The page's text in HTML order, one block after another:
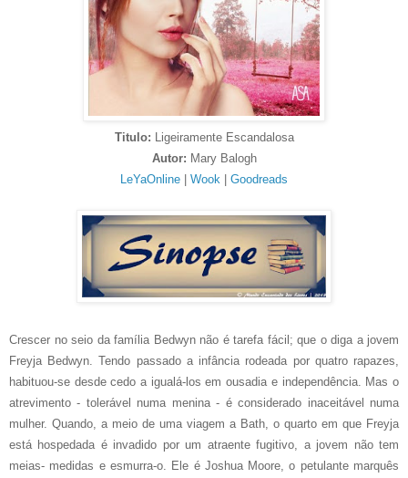
Titulo:
Ligeiramente Escandalosa
Autor: Mary Balogh
LeYaOnline
Wook Goodreads
Crescer no seio da família Bedwyn não é tarefa fácil; que o diga a jovem
Freyja Bedwyn. Tendo passado a infância rodeada por quatro rapazes,
habituou-se desde cedo a igualá-los em ousadia e independência. Mas o
atrevimento - tolerável numa menina - é considerado inaceitável numa
mulher. Quando, a meio de uma viagem a Bath, o quarto em que Freyja
está hospedada é invadido por um atraente fugitivo, a jovem não tem
meias- medidas e esmurra-o. Ele é Joshua Moore, o petulante marquês